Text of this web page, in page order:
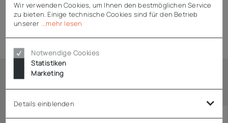
Technische Daten
Ähnliche Artikel
Wir verwenden Cookies, um Ihnen den bestmöglichen Service
zu bieten. Einige technische Cookies sind für den Betrieb
unserer ...mehr lesen
Notwendige Cookies
Statistiken
Marketing
Details einblenden